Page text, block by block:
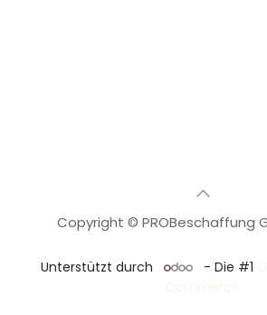
Copyright © PROBeschaffung
Unterstützt durch - Die #1
Commerce